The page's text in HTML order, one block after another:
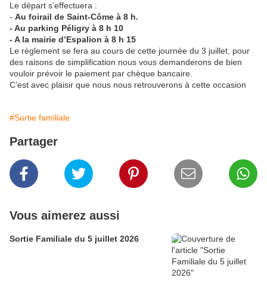
Le départ s’effectuera :
- Au foirail de Saint-Côme à 8 h.
- Au parking Péligry à 8 h 10
- A la mairie d’Espalion à 8 h 15
Le règlement se fera au cours de cette journée du 3 juillet, pour
des raisons de simplification nous vous demanderons de bien
vouloir prévoir le paiement par chèque bancaire.
C’est avec plaisir que nous nous retrouverons à cette occasion
#Sortie familiale
Partager
Vous aimerez aussi
Sortie Familiale du 5 juillet 2026